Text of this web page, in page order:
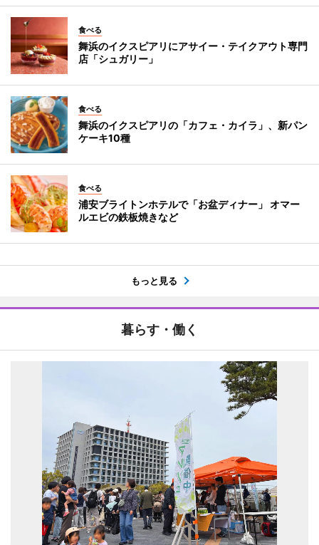
食べる
舞浜のイクスピアリにアサイー・テイクアウト専門
店「シュガリー」
食べる
舞浜のイクスピアリの「カフェ・カイラ」、新パン
ケーキ10種
食べる
浦安ブライトンホテルで「お盆ディナー」 オマー
ルエビの鉄板焼きなど
もっと見る
暮らす・働く